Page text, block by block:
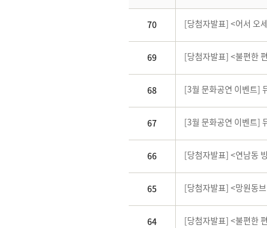
70 [당첨자발표] <어서 오
69 [당첨자발표] <불편한
68 [3월 문화공연 이벤트]
67 [3월 문화공연 이벤트]
66 [당첨자발표] <연남동
65 [당첨자발표] <망원동
64 [당첨자발표] <불편한